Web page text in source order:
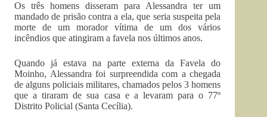
Os três homens disseram para Alessandra ter um
mandado de prisão contra a ela, que seria suspeita pela
morte de um morador vítima de um dos vários
incêndios que atingiram a favela nos últimos anos.
Quando já estava na parte externa da Favela do
Moinho, Alessandra foi surpreendida com a chegada
de alguns policiais militares, chamados pelos 3 homens
que a tiraram de sua casa e a levaram para o 77º
Distrito Policial (Santa Cecília).